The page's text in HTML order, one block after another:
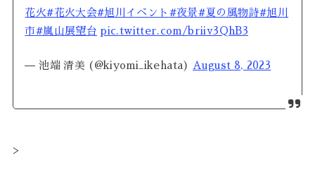
花火#花火大会#旭川イベント #夜景#夏の風物詩#旭川
市#嵐山展望台 pic.twitter.com/briiv3QhB3
— 池端 清美 (@kiyomi_ikehata) August 8, 2023
>